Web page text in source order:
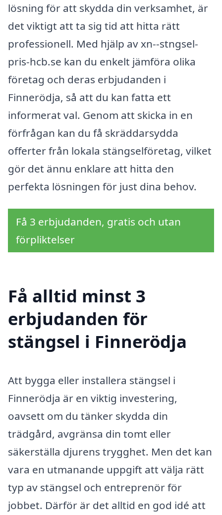
lösning för att skydda din verksamhet, är
det viktigt att ta sig tid att hitta rätt
professionell. Med hjälp av xn--stngsel-
pris-hcb.se kan du enkelt jämföra olika
företag och deras erbjudanden i
Finnerödja, så att du kan fatta ett
informerat val. Genom att skicka in en
förfrågan kan du få skräddarsydda
offerter från lokala stängselföretag, vilket
gör det ännu enklare att hitta den
perfekta lösningen för just dina behov.
Få 3 erbjudanden, gratis och utan
förpliktelser
Få alltid minst 3
erbjudanden för
stängsel i Finnerödja
Att bygga eller installera stängsel i
Finnerödja är en viktig investering,
oavsett om du tänker skydda din
trädgård, avgränsa din tomt eller
säkerställa djurens trygghet. Men det kan
vara en utmanande uppgift att välja rätt
typ av stängsel och entreprenör för
jobbet. Därför är det alltid en god idé att